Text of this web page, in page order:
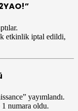
etkinlik iptal edildi,
yayımlandı.
numara oldu.